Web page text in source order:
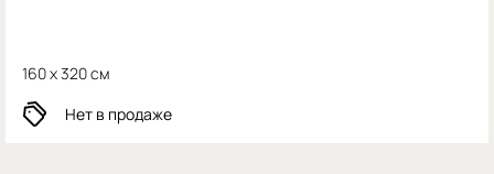
160 x 320 см
Нет в продаже